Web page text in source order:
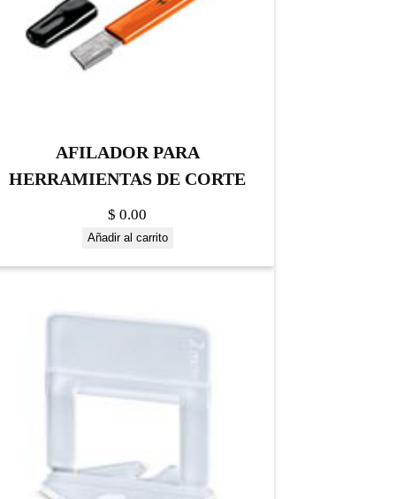
AFILADOR PARA
HERRAMIENTAS DE CORTE
$ 0.00
Añadir al carrito